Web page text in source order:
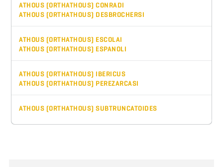
ATHOUS (ORTHATHOUS) CONRADI
ATHOUS (ORTHATHOUS) DESBROCHERSI
ATHOUS (ORTHATHOUS) ESCOLAI
ATHOUS (ORTHATHOUS) ESPANOLI
ATHOUS (ORTHATHOUS) IBERICUS
ATHOUS (ORTHATHOUS) PEREZARCASI
ATHOUS (ORTHATHOUS) SUBTRUNCATOIDES